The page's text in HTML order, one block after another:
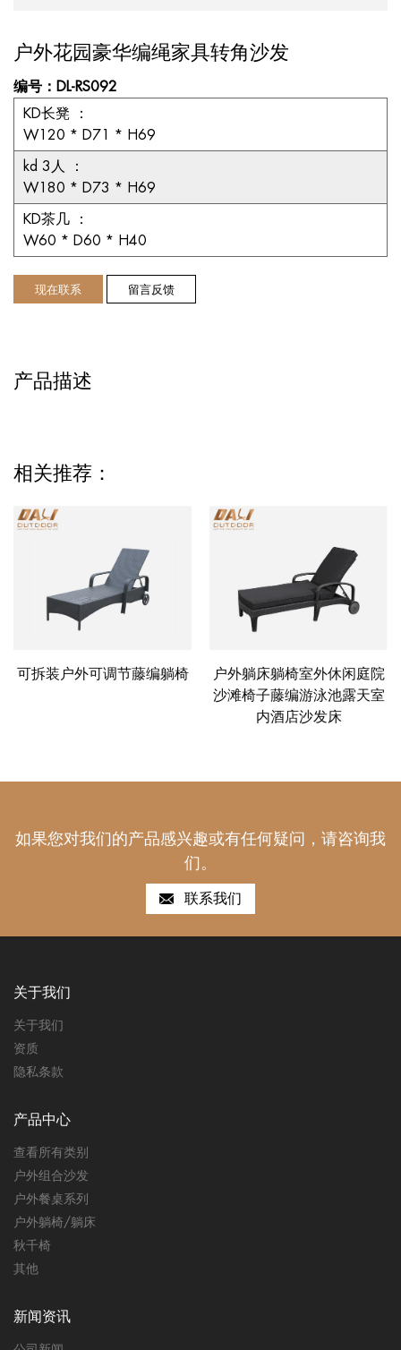
户外花园豪华编绳家具转角沙发
编号：DL-RS092
KD长凳 ：
W120 * D71 * H69
kd 3人
：
W180 * D73 * H69
KD茶几 ：
W60 * D60 * H40
现在联系 留言反馈
产品描述
相关推荐：
可拆装户外可调节藤编躺椅
户外躺床躺椅室外休闲庭院
沙滩椅子藤编游泳池露天室
内酒店沙发床
如果您对我们的产品感兴趣或有任何疑问，请咨询我
们。
联系我们
关于我们
关于我们
资质
隐私条款
产品中心
查看所有类别
户外组合沙发
户外餐桌系列
户外躺椅/躺床
秋千椅
其他
新闻资讯